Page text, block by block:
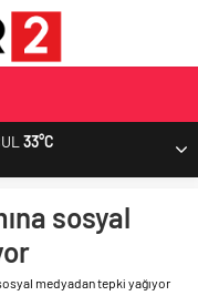
mesaisi
33°C
sosyal
medyadan tepki yağıyor